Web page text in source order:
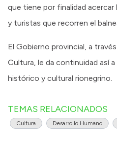
que tiene por finalidad acercar
y turistas que recorren el
El Gobierno provincial, a
Cultura, le da continuidad así
histórico y cultural rionegrino.
TEMAS RELACIONADOS
Cultura Desarrollo Humano